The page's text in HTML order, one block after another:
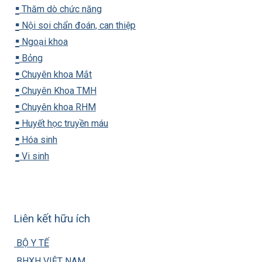
▪️ Thăm dò chức năng
▪️ Nội soi chẩn đoán, can thiệp
▪️ Ngoại khoa
▪️ Bỏng
▪️ Chuyên khoa Mắt
▪️ Chuyên Khoa TMH
▪️ Chuyên khoa RHM
▪️ Huyết học truyền máu
▪️ Hóa sinh
▪️ Vi sinh
Liên kết hữu ích
BỘ Y TẾ